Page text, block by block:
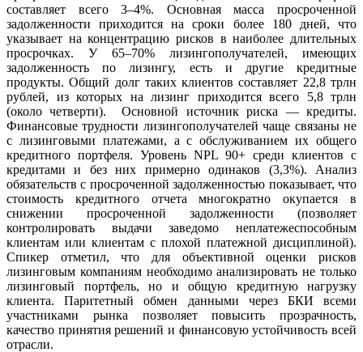
составляет всего 3–4%. Основная масса просроченной
задолженности приходится на сроки более 180 дней, что
указывает на концентрацию рисков в наиболее длительных
просрочках. У 65–70% лизингополучателей, имеющих
задолженность по лизингу, есть и другие кредитные
продукты. Общий долг таких клиентов составляет 22,8 трлн
рублей, из которых на лизинг приходится всего 5,8 трлн
(около четверти). Основной источник риска — кредиты.
Финансовые трудности лизингополучателей чаще связаны не
с лизинговыми платежами, а с обслуживанием их общего
кредитного портфеля. Уровень NPL 90+ среди клиентов с
кредитами и без них примерно одинаков (3,3%). Анализ
обязательств с просроченной задолженностью показывает, что
стоимость кредитного отчета многократно окупается в
снижении просроченной задолженности (позволяет
контролировать выдачи заведомо неплатежеспособным
клиентам или клиентам с плохой платежной дисциплиной).
Спикер отметил, что для объективной оценки рисков
лизинговым компаниям необходимо анализировать не только
лизинговый портфель, но и общую кредитную нагрузку
клиента. Паритетный обмен данными через БКИ всеми
участниками рынка позволяет повысить прозрачность,
качество принятия решений и финансовую устойчивость всей
отрасли.